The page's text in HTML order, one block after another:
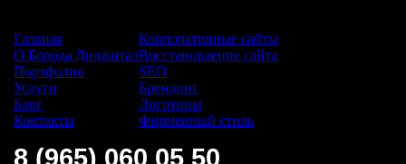
Главная
О Борода Диджитал
Портфолио
Услуги
Блог
Контакты
Корпоративные сайты
Восстановление сайта
SEO
Брендинг
Логотипы
Фирменный стиль
8 (965) 060 05 50